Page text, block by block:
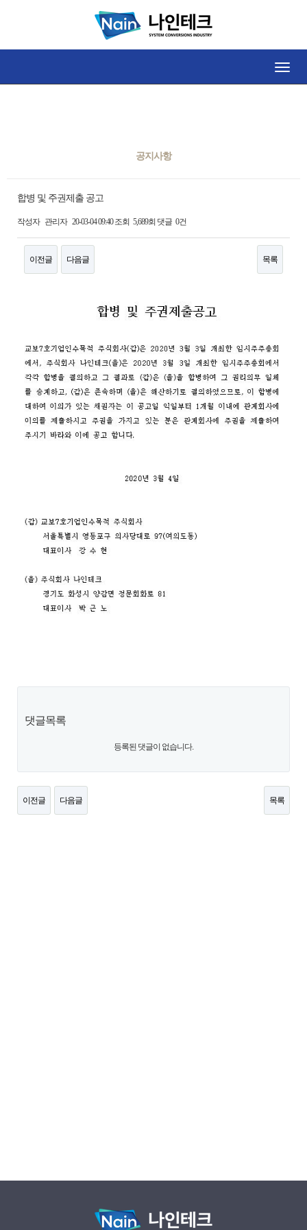
Toggle
공지사항
공지사항
합병 및 주권제출 공고
작성자 관리자 20-03-04 09:40조회 5,689회 댓글 0건
이전글 다음글 목록
댓글목록
등록된 댓글이 없습니다.
이전글 다음글 목록